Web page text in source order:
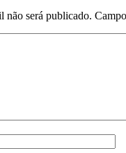
não será publicado.